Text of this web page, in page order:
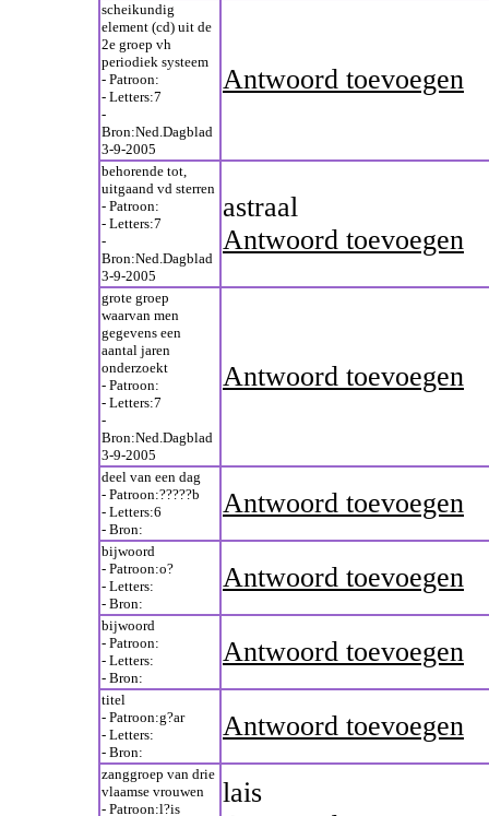
scheikundig
element (cd) uit de
2e groep vh
periodiek systeem
- Patroon:
- Letters:7
-
Bron:Ned.Dagblad
3-9-2005
Antwoord toevoegen
behorende tot,
uitgaand vd sterren
- Patroon:
- Letters:7
-
Bron:Ned.Dagblad
3-9-2005
astraal
Antwoord toevoegen
grote groep
waarvan men
gegevens een
aantal jaren
onderzoekt
- Patroon:
- Letters:7
-
Bron:Ned.Dagblad
3-9-2005
Antwoord toevoegen
deel van een dag
- Patroon:?????b
- Letters:6
- Bron:
Antwoord toevoegen
bijwoord
- Patroon:o?
- Letters:
- Bron:
Antwoord toevoegen
bijwoord
- Patroon:
- Letters:
- Bron:
Antwoord toevoegen
titel
- Patroon:g?ar
- Letters:
- Bron:
Antwoord toevoegen
zanggroep van drie
vlaamse vrouwen
- Patroon:l?is
lais